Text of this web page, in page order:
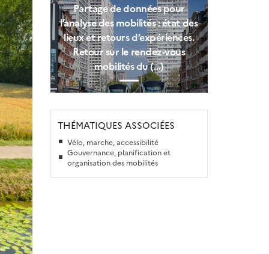
Partage de données pour
l’analyse des mobilités : état des
lieux et retours d’expériences.
Retour sur le rendez-vous
mobilités du (…)
THÉMATIQUES ASSOCIÉES
Vélo, marche, accessibilité
Gouvernance, planification et
organisation des mobilités